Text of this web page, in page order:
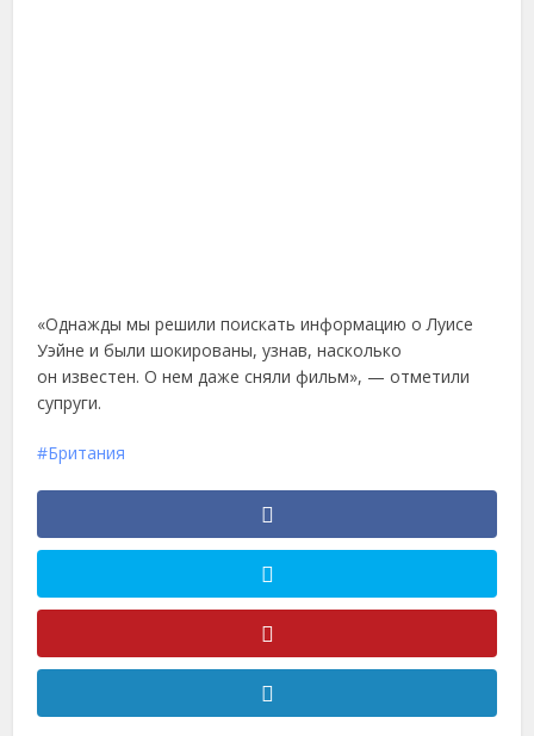
«Однажды мы решили поискать информацию о Луисе
Уэйне и были шокированы, узнав, насколько
он известен. О нем даже сняли фильм», — отметили
супруги.
Британия